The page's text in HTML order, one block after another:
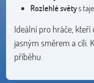
Rozlehlé světys
Ideální pro hráče,
jasným směrem a cíli.
příběhu.